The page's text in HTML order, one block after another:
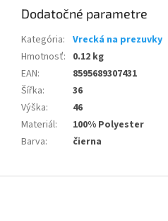
Dodatočné parametre
Kategória: Vrecká na prezuvky
Hmotnosť: 0.12 kg
EAN:
8595689307431
Šířka:
36
Výška:
46
Materiál:
100% Polyester
Barva: čierna